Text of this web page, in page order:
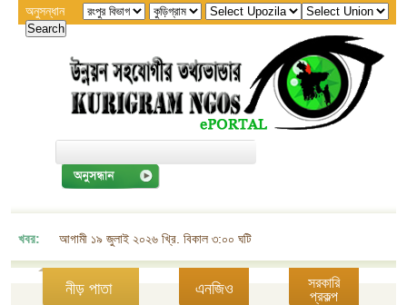
অনুসন্ধান
খবর: আগামী ১৯ জুলাই ২০২৬ খ্রি. বিকাল ৩:০০ ঘটিকায় জেলা এনজিও বিষয়ক সমন্বয়
নীড় পাতা এনজিও
সরকারি
প্রকল্প